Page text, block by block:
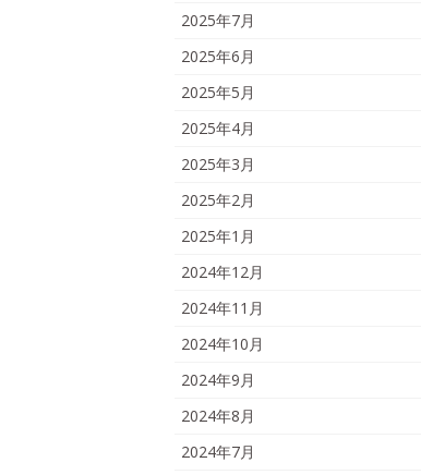
2025年7月
2025年6月
2025年5月
2025年4月
2025年3月
2025年2月
2025年1月
2024年12月
2024年11月
2024年10月
2024年9月
2024年8月
2024年7月